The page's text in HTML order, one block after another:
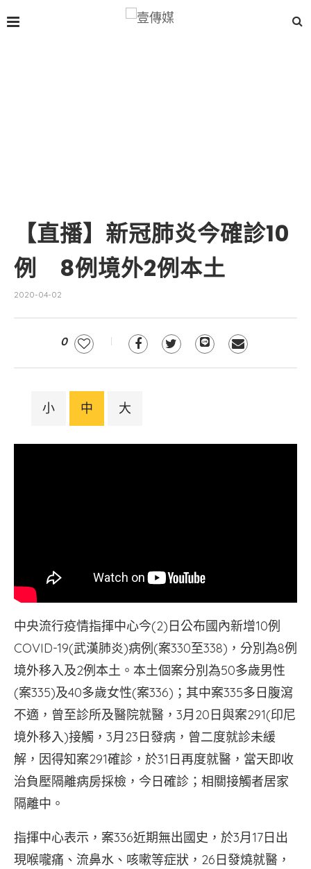
【直播】新冠肺炎今確診10
例 8例境外2例本土
2020-04-02
0
小 中 大
中央流行疫情指揮中心今(2)日公布國內新增10例
COVID-19(武漢肺炎)病例(案330至338)，分別為8例
境外移入及2例本土。本土個案分別為50多歲男性
(案335)及40多歲女性(案336)；其中案335多日腹瀉
不適，曾至診所及醫院就醫，3月20日與案291(印尼
境外移入)接觸，3月23日發病，曾二度就診未緩
解，因得知案291確診，於31日再度就醫，當天即收
治負壓隔離病房採檢，今日確診；相關接觸者居家
隔離中。
指揮中心表示，案336近期無出國史，於3月17日出
現喉嚨痛、流鼻水、咳嗽等症狀，26日發燒就醫，